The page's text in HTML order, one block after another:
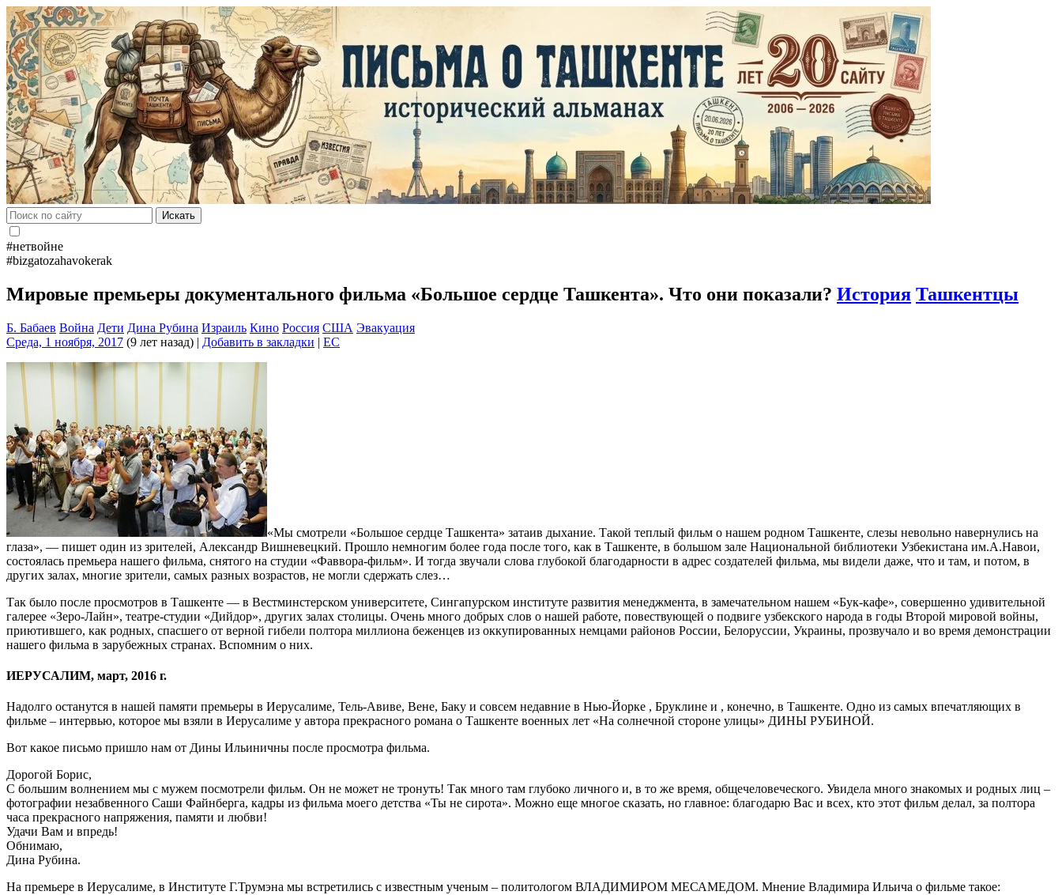
Искать
#нетвойне
#bizgatozahavokerak
Мировые премьеры документального фильма «Большое сердце Ташкента». Что они показали? История Ташкентцы
Б. Бабаев Война Дети Дина Рубина Израиль Кино Россия США Эвакуация
Среда, 1 ноября, 2017 (9 лет назад) | Добавить в закладки | EC
«Мы смотрели «Большое сердце Ташкента» затаив дыхание. Такой теплый фильм о нашем родном Ташкенте, слезы невольно навернулись на
глаза», — пишет один из зрителей, Александр Вишневецкий. Прошло немногим более года после того, как в Ташкенте, в большом зале Национальной библиотеки Узбекистана им.А.Навои,
состоялась премьера нашего фильма, снятого на студии «Фаввора-фильм». И тогда звучали слова глубокой благодарности в адрес создателей фильма, мы видели даже, что и там, и потом, в
других залах, многие зрители, самых разных возрастов, не могли сдержать слез…
Так было после просмотров в Ташкенте — в Вестминстерском университете, Сингапурском институте развития менеджмента, в замечательном нашем «Бук-кафе», совершенно удивительной
галерее «Зеро-Лайн», театре-студии «Дийдор», других залах столицы. Очень много добрых слов о нашей работе, повествующей о подвиге узбекского народа в годы Второй мировой войны,
приютившего, как родных, спасшего от верной гибели полтора миллиона беженцев из оккупированных немцами районов России, Белоруссии, Украины, прозвучало и во время демонстрации
нашего фильма в зарубежных странах. Вспомним о них.
ИЕРУСАЛИМ, март, 2016 г.
Надолго останутся в нашей памяти премьеры в Иерусалиме, Тель-Авиве, Вене, Баку и совсем недавние в Нью-Йорке , Бруклине и , конечно, в Ташкенте. Одно из самых впечатляющих в
фильме – интервью, которое мы взяли в Иерусалиме у автора прекрасного романа о Ташкенте военных лет «На солнечной стороне улицы» ДИНЫ РУБИНОЙ.
Вот какое письмо пришло нам от Дины Ильиничны после просмотра фильма.
Дорогой Борис,
С большим волнением мы с мужем посмотрели фильм. Он не может не тронуть! Так много там глубоко личного и, в то же время, общечеловеческого. Увидела много знакомых и родных лиц –
фотографии незабвенного Саши Файнберга, кадры из фильма моего детства «Ты не сирота». Можно еще многое сказать, но главное: благодарю Вас и всех, кто этот фильм делал, за полтора
часа прекрасного напряжения, памяти и любви!
Удачи Вам и впредь!
Обнимаю,
Дина Рубина.
На премьере в Иерусалиме, в Институте Г.Трумэна мы встретились с известным ученым – политологом ВЛАДИМИРОМ МЕСАМЕДОМ. Мнение Владимира Ильича о фильме такое: